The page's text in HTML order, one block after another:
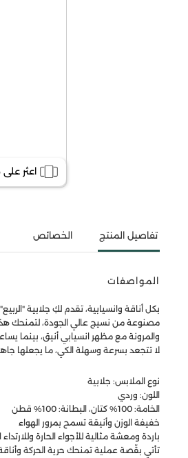
اعثر
تفاصيل المنتج الخصائص
المواصفات
بكل أناقة وانسيابية، تقدم لكِ جلابية
مصنوعة من نسيج عالي الجودة، لتمنحك
والمرونة مع مظهر انسيابي أنيق، بينما
لا تتجعد بسرعة وسهلة الكي، ما يجعلها
نوع الملابس: جلابية
اللون: وردي
الخامة: 100% كتان، البطانة: 100% قطن
خفيفة الوزن وأنيقة تسمح بمرور الهواء
باردة ومعشة مثالية للأجواء الحارة
تأتي بقّصة عملية تمنحك حرية الحركة